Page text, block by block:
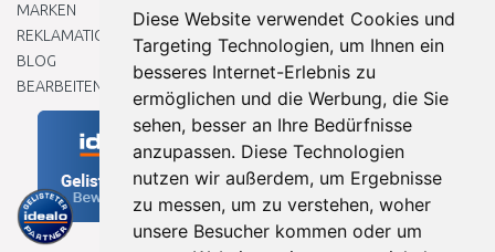
Diese Website verwendet Cookies und
Targeting Technologien, um Ihnen ein
besseres Internet-Erlebnis zu
ermöglichen und die Werbung, die Sie
sehen, besser an Ihre Bedürfnisse
anzupassen. Diese Technologien
nutzen wir außerdem, um Ergebnisse
zu messen, um zu verstehen, woher
unsere Besucher kommen oder um
MARKEN
REKLAMATIONEN UND RETOUREN
BLOG
BEARBEITEN SIE MEINE COOKIE-EINSTELLUNGEN